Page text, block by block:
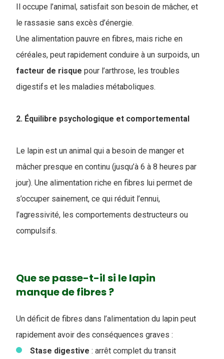
Il occupe l’animal, satisfait son besoin de mâcher, et
le rassasie sans excès d’énergie.
Une alimentation pauvre en fibres, mais riche en
céréales, peut rapidement conduire à un surpoids, un
facteur de risque pour l’arthrose, les troubles
digestifs et les maladies métaboliques.
2. Équilibre psychologique et comportemental
Le lapin est un animal qui a besoin de manger et
mâcher presque en continu (jusqu’à 6 à 8 heures par
jour). Une alimentation riche en fibres lui permet de
s’occuper sainement, ce qui réduit l’ennui,
l’agressivité, les comportements destructeurs ou
compulsifs.
Que se passe-t-il si le lapin
manque de fibres ?
Un déficit de fibres dans l’alimentation du lapin peut
rapidement avoir des conséquences graves :
Stase digestive : arrêt complet du transit